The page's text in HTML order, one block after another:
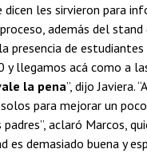
dicen les sirvieron para
además del
presencia de estudiantes
y llegamos acá como a
la pena”, dijo Javiera.
para mejorar un
aclaró Marcos,
es demasiado buena y